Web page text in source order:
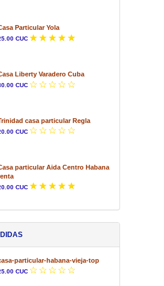
Particular Yola
CUC
Liberty Varadero Cuba
CUC
casa particular Regla
CUC
particular Aida Centro Habana
CUC
particular-habana-vieja-top
CUC